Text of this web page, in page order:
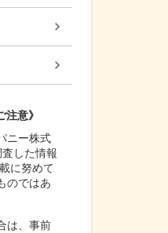
注意》
ニー株式
した情報
に努めて
のではあ
は、事前